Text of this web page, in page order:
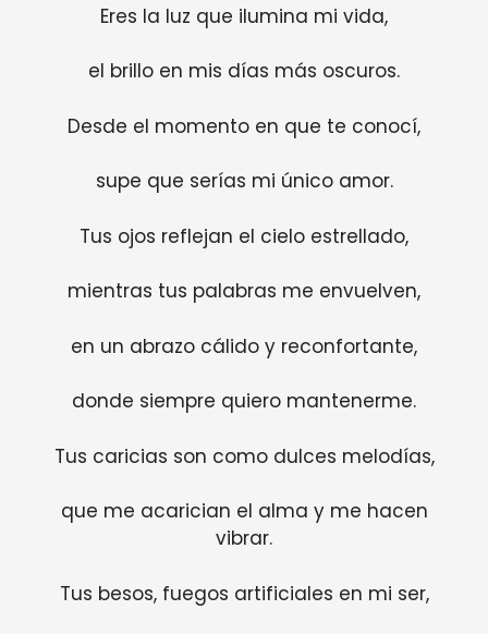
Eres la luz que ilumina mi vida,
el brillo en mis días más oscuros.
Desde el momento en que te conocí,
supe que serías mi único amor.
Tus ojos reflejan el cielo estrellado,
mientras tus palabras me envuelven,
en un abrazo cálido y reconfortante,
donde siempre quiero mantenerme.
Tus caricias son como dulces melodías,
que me acarician el alma y me hacen
vibrar.
Tus besos, fuegos artificiales en mi ser,